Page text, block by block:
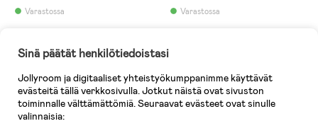
Varastossa
Grape/Grey
36,90 €
Varastossa
103,90 €
Ovh: 111,90 €
Sinä päätät henkilötiedoistasi
Jollyroom ja digitaaliset yhteistyökumppanimme käyttävät
evästeitä tällä verkkosivulla. Jotkut näistä ovat sivuston
toiminnalle välttämättömiä. Seuraavat evästeet ovat sinulle
valinnaisia: